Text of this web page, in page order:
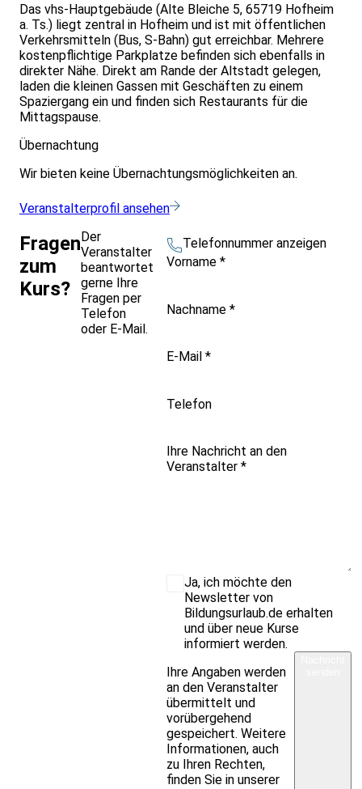
Das vhs-Hauptgebäude (Alte Bleiche 5, 65719 Hofheim
a. Ts.) liegt zentral in Hofheim und ist mit öffentlichen
Verkehrsmitteln (Bus, S-Bahn) gut erreichbar. Mehrere
kostenpflichtige Parkplatze befinden sich ebenfalls in
direkter Nähe. Direkt am Rande der Altstadt gelegen,
laden die kleinen Gassen mit Geschäften zu einem
Spaziergang ein und finden sich Restaurants für die
Mittagspause.
Übernachtung
Wir bieten keine Übernachtungsmöglichkeiten an.
Veranstalterprofil ansehen
Fragen
zum
Kurs?
Der
Veranstalter
beantwortet
gerne Ihre
Fragen per
Telefon
oder E-Mail.
Telefonnummer anzeigen
Vorname *
Nachname *
E-Mail *
Telefon
Ihre Nachricht an den
Veranstalter *
Ja, ich möchte den
Newsletter von
Bildungsurlaub.de erhalten
und über neue Kurse
informiert werden.
Ihre Angaben werden
an den Veranstalter
übermittelt und
vorübergehend
gespeichert. Weitere
Informationen, auch
zu Ihren Rechten,
finden Sie in unserer